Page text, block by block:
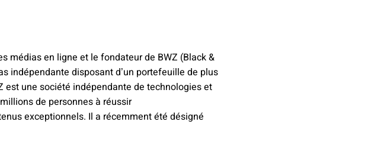
médias en ligne et le fondateur de BWZ (Black &
indépendante disposant d’un portefeuille de plus
est une société indépendante de technologies et
de personnes à réussir
exceptionnels. Il a récemment été désigné